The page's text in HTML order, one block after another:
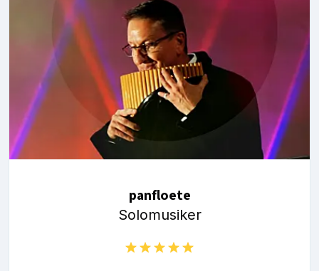
panfloete
Solomusiker